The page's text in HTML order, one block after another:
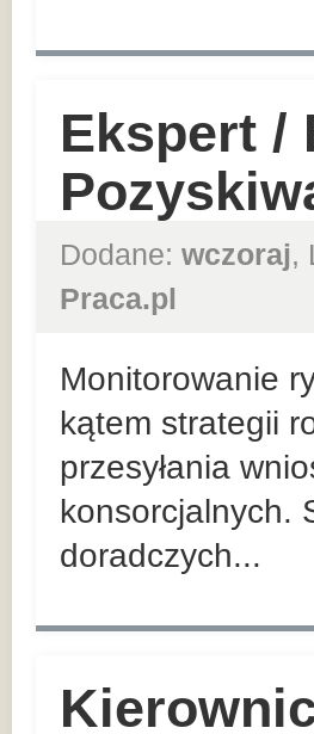
Ekspert /
Dodane: wczoraj,
Praca.pl
Monitorowanie
kątem strategii
przesyłania
konsorcjalnych.
doradczych...